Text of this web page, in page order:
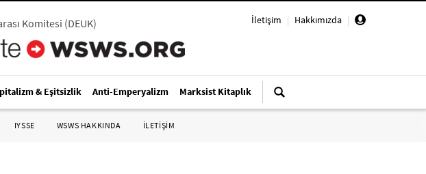
İletişim | Hakkımızda |
Komitesi (DEUK)
& Eşitsizlik Anti-Emperyalizm Marksist Kitaplık
IYSSE WSWS HAKKINDA İLETİŞİM